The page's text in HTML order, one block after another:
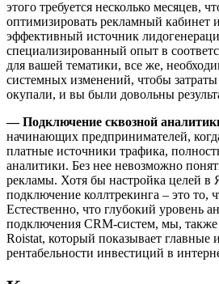
этого требуется несколько месяцев,
оптимизировать рекламный кабинет
эффективный источник
специализированный опыт в
для вашей тематики, все же,
системных изменений, чтобы затраты
окупали, и вы были довольны
— Подключение сквозной
начинающих предпринимателей,
платные источники трафика,
аналитики. Без нее невозможно
рекламы. Хотя бы настройка целей в
подключение коллтрекинга – это то,
Естественно, что глубокий уровень
подключения CRM-систем, мы, также
Roistat, который показывает главные
рентабельности инвестиций в